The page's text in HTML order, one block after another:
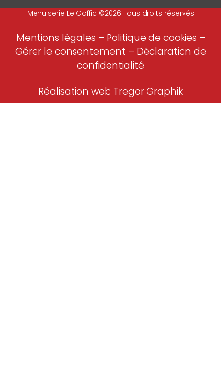
Menuiserie Le Goffic ©2026 Tous droits réservés
Mentions légales – Politique de cookies –
Gérer le consentement – Déclaration de
confidentialité
Réalisation web Tregor Graphik